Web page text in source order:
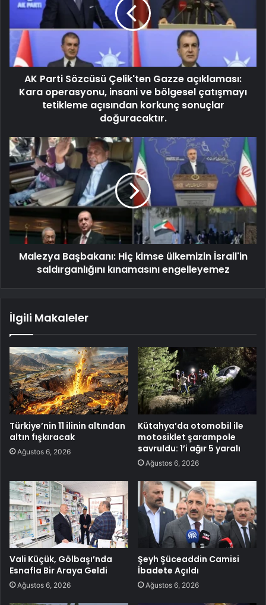
AK Parti Sözcüsü Çelik'ten Gazze açıklaması:
Kara operasyonu, insani ve bölgesel çatışmayı
tetikleme açısından korkunç sonuçlar
doğuracaktır.
Malezya Başbakanı: Hiç kimse ülkemizin İsrail'in
saldırganlığını kınamasını engelleyemez
İlgili Makaleler
Türkiye’nin 11 ilinin altından
altın fışkıracak
Ağustos 6, 2026
Kütahya’da otomobil ile
motosiklet şarampole
savruldu: 1’i ağır 5 yaralı
Ağustos 6, 2026
Vali Küçük, Gölbaşı’nda
Esnafla Bir Araya Geldi
Ağustos 6, 2026
Şeyh Şüceaddin Camisi
İbadete Açıldı
Ağustos 6, 2026